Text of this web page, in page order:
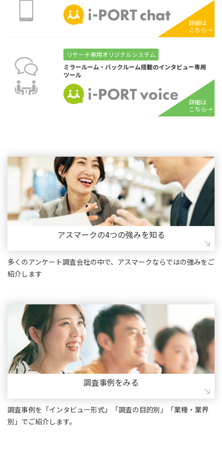
詳細は
こちら→
リサーチ専用オリジナルシステム
ミラールーム・バックルーム搭載のインタビュー専用
ツール
詳細は
こちら→
アスマークの4つの強みを知る
多くのアンケート調査会社の中で、アスマークならではの強みをご
紹介します
調査事例をみる
調査事例を「インタビュー形式」「調査の目的別」「業種・業界
別」でご紹介します。